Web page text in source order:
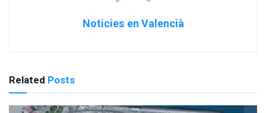
Noticies en Valencià
Related Posts